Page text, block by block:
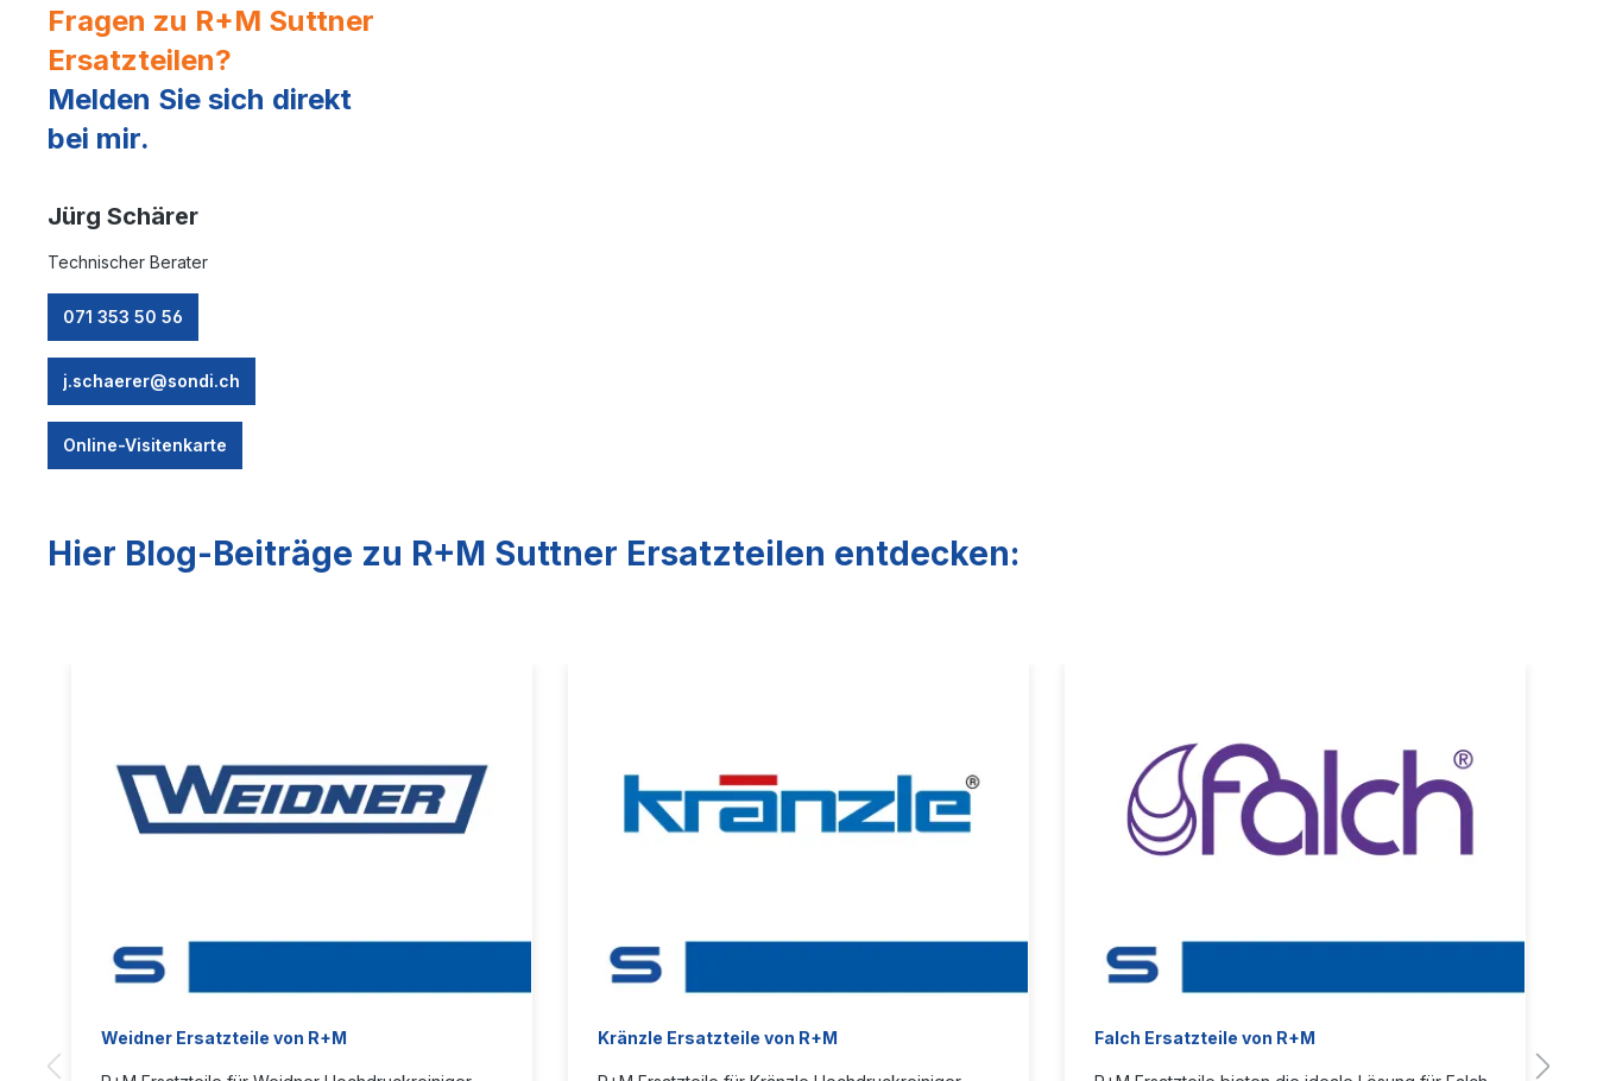
Fragen zu R+M Suttner
Ersatzteilen?
Melden Sie sich direkt
bei mir.
Jürg Schärer
Technischer Berater
071 353 50 56
j.schaerer@sondi.ch
Online-Visitenkarte
Hier Blog-Beiträge zu R+M Suttner Ersatzteilen entdecken:
Weidner Ersatzteile von R+M Kränzle Ersatzteile von R+M Falch Ersatzteile von R+M